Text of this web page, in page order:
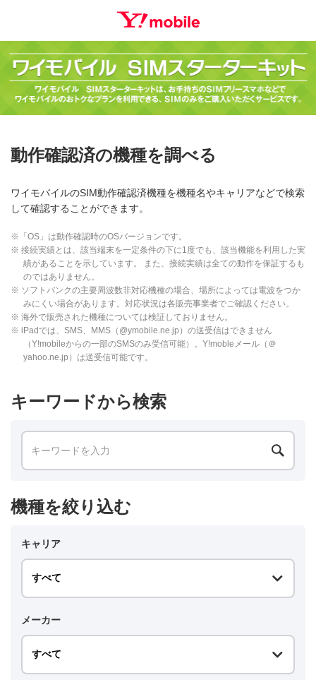
動作確認済の機種を調べる
ワイモバイルのSIM動作確認済機種を機種名やキャリアなどで検索
して確認することができます。
※「OS」は動作確認時のOSバージョンです。
※ 接続実績とは、該当端末を一定条件の下に1度でも、該当機能を利用した実
績があることを示しています。 また、接続実績は全ての動作を保証するも
のではありません。
※ ソフトバンクの主要周波数非対応機種の場合、場所によっては電波をつか
みにくい場合があります。対応状況は各販売事業者でご確認ください。
※ 海外で販売された機種については検証しておりません。
※ iPadでは、SMS、MMS（@ymobile.ne.jp）の送受信はできません
（Y!mobileからの一部のSMSのみ受信可能）。Y!mobleメール（＠
yahoo.ne.jp）は送受信可能です。
キーワードから検索
機種を絞り込む
キャリア
メーカー